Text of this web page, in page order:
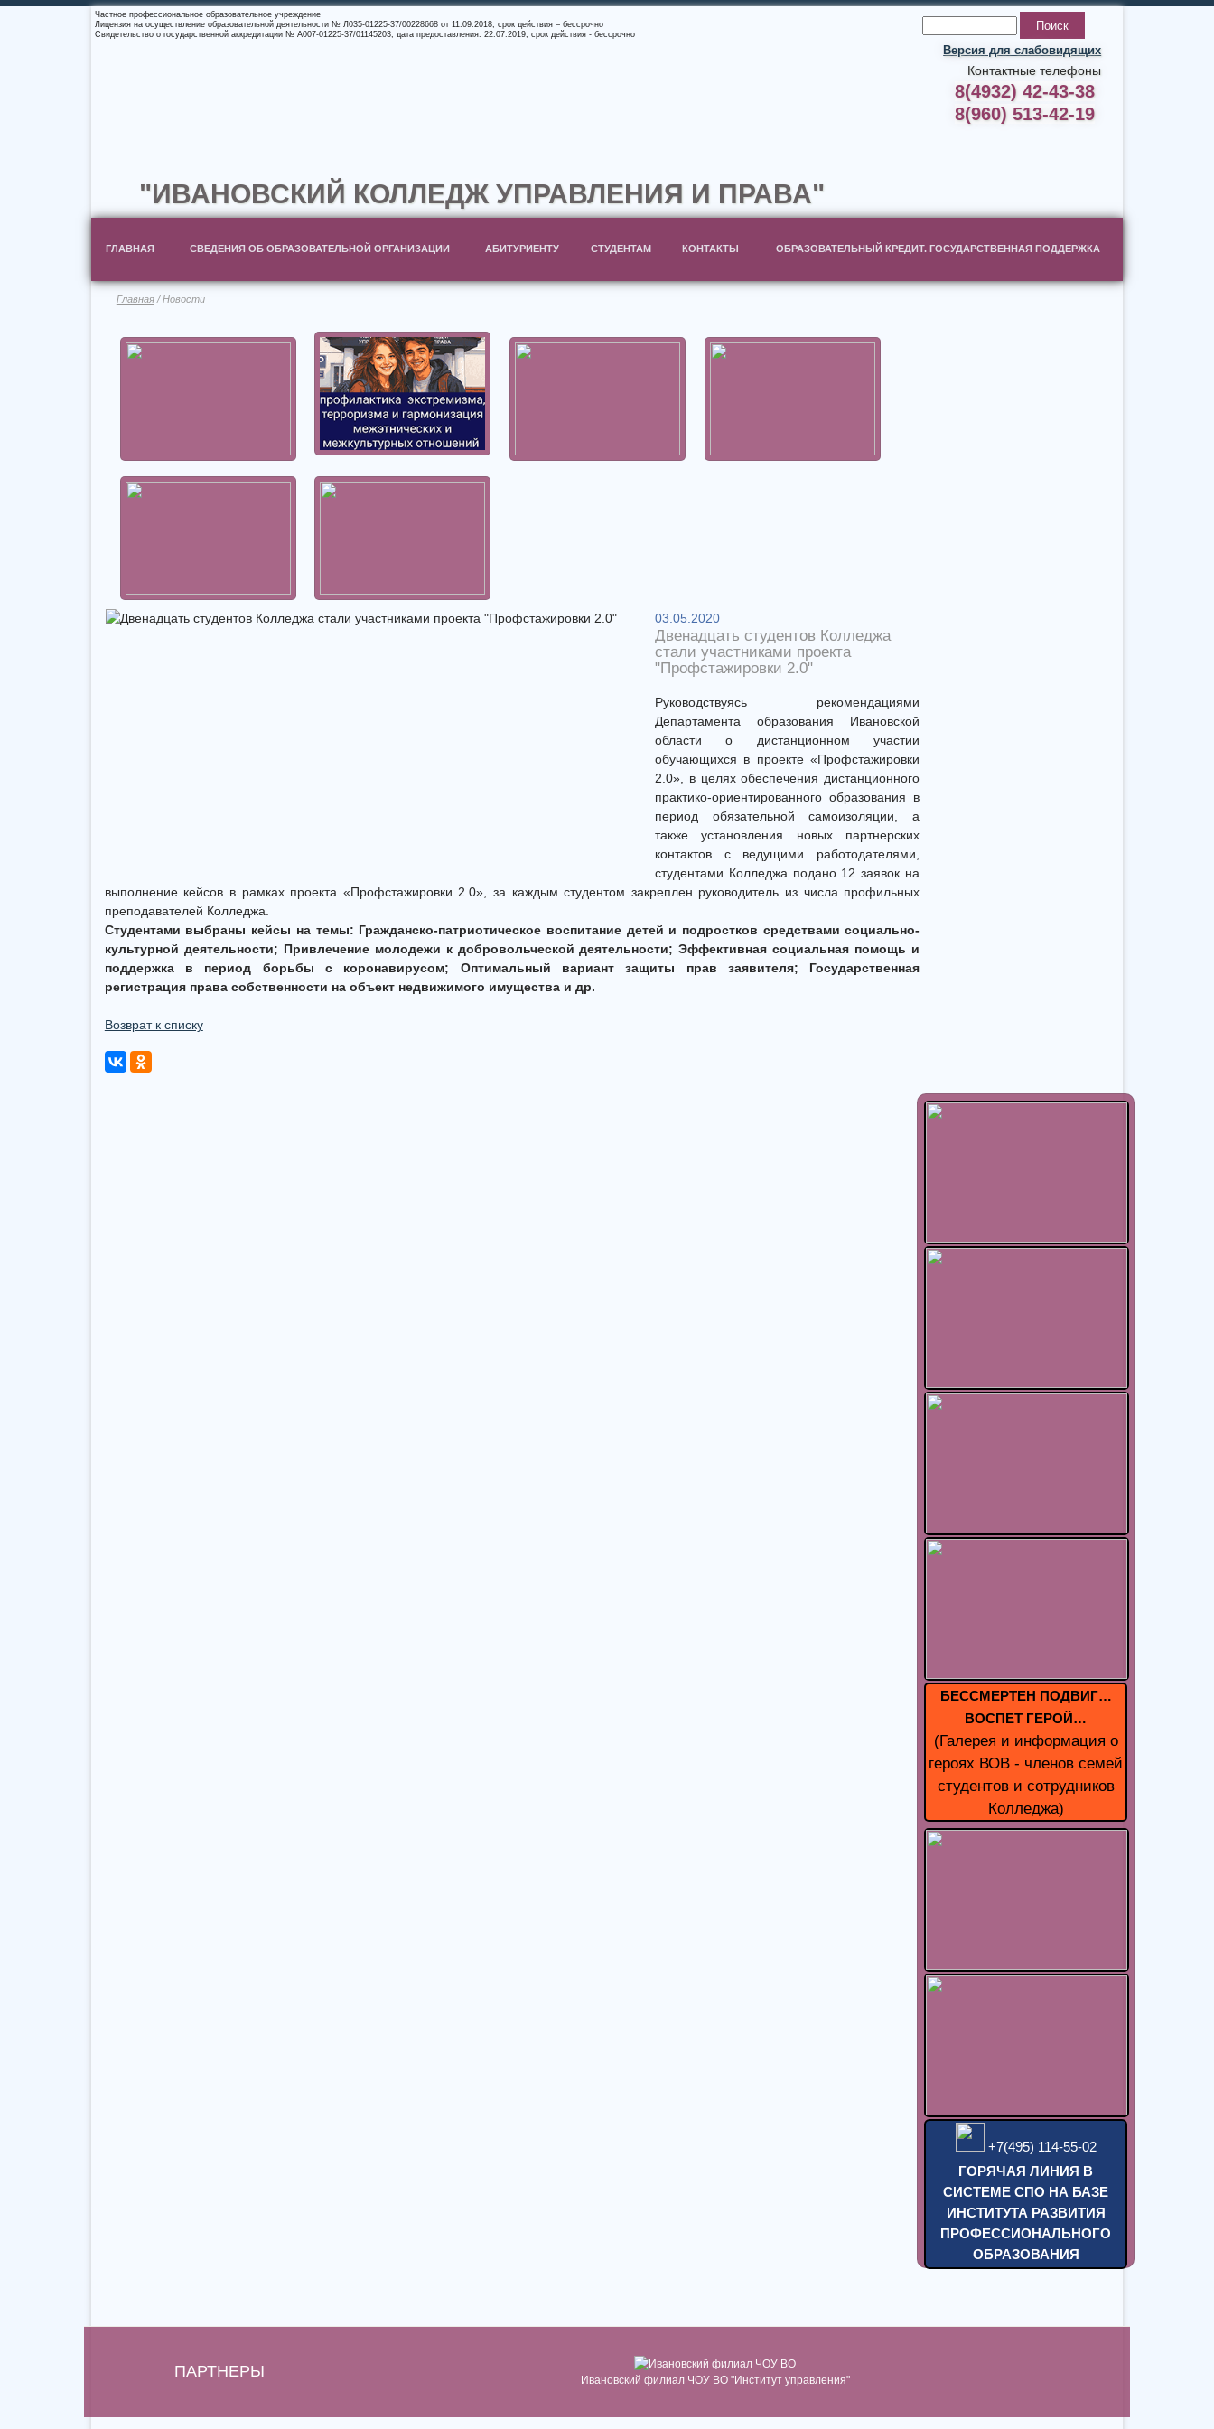
Частное профессиональное образовательное учреждение
Лицензия на осуществление образовательной деятельности № Л035-01225-37/00228668 от 11.09.2018, срок действия – бессрочно
Свидетельство о государственной аккредитации № А007-01225-37/01145203, дата предоставления: 22.07.2019, срок действия - бессрочно
Версия для слабовидящих
Контактные телефоны
8(4932) 42-43-38
8(960) 513-42-19
"ИВАНОВСКИЙ КОЛЛЕДЖ УПРАВЛЕНИЯ И ПРАВА"
ГЛАВНАЯ СВЕДЕНИЯ ОБ ОБРАЗОВАТЕЛЬНОЙ ОРГАНИЗАЦИИ АБИТУРИЕНТУ СТУДЕНТАМ КОНТАКТЫ ОБРАЗОВАТЕЛЬНЫЙ КРЕДИТ. ГОСУДАРСТВЕННАЯ ПОДДЕРЖКА
Главная/ Новости
03.05.2020
Двенадцать студентов Колледжа
стали участниками проекта
"Профстажировки 2.0"
Руководствуясь рекомендациями
Департамента образования Ивановской
области о дистанционном участии
обучающихся в проекте «Профстажировки
2.0», в целях обеспечения дистанционного
практико-ориентированного образования в
период обязательной самоизоляции, а
также установления новых партнерских
контактов с ведущими работодателями,
студентами Колледжа подано 12 заявок на
выполнение кейсов в рамках проекта «Профстажировки 2.0», за каждым студентом закреплен руководитель из числа профильных
преподавателей Колледжа.
Студентами выбраны кейсы на темы: Гражданско-патриотическое воспитание детей и подростков средствами социально-
культурной деятельности; Привлечение молодежи к добровольческой деятельности; Эффективная социальная помощь и
поддержка в период борьбы с коронавирусом; Оптимальный вариант защиты прав заявителя; Государственная
регистрация права собственности на объект недвижимого имущества и др.
Возврат к списку
БЕССМЕРТЕН ПОДВИГ…
ВОСПЕТ ГЕРОЙ…
(Галерея и информация о
героях ВОВ - членов семей
студентов и сотрудников
Колледжа)
+7(495) 114-55-02
ГОРЯЧАЯ ЛИНИЯ В
СИСТЕМЕ СПО НА БАЗЕ
ИНСТИТУТА РАЗВИТИЯ
ПРОФЕССИОНAЛЬНОГО
ОБРАЗОВАНИЯ
ПАРТНЕРЫ Ивановский филиал ЧОУ ВО "Институт управления"